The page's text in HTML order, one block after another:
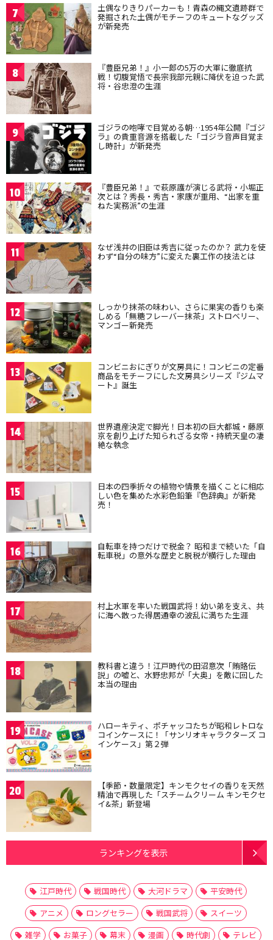
7 土偶なりきりパーカーも！青森の縄文遺跡群で
発掘された土偶がモチーフのキュートなグッズ
が新発売
8 『豊臣兄弟！』小一郎の5万の大軍に徹底抗
戦！切腹覚悟で長宗我部元親に降伏を迫った武
将・谷忠澄の生涯
9 ゴジラの咆哮で目覚める朝…1954年公開『ゴジ
ラ』の貴重音源を搭載した「ゴジラ音声目覚ま
し時計」が新発売
10 『豊臣兄弟！』で萩原護が演じる武将・小堀正
次とは？秀長・秀吉・家康が重用、“出家を重
ねた実務派”の生涯
11 なぜ浅井の旧臣は秀吉に従ったのか？ 武力を使
わず“自分の味方”に変えた裏工作の技法とは
12 しっかり抹茶の味わい、さらに果実の香りも楽
しめる「無糖フレーバー抹茶」ストロベリー、
マンゴー新発売
13 コンビニおにぎりが文房具に！コンビニの定番
商品をモチーフにした文房具シリーズ『ジムマ
ート』誕生
14 世界遺産決定で脚光！日本初の巨大都城・藤原
京を創り上げた知られざる女帝・持統天皇の凄
絶な執念
15 日本の四季折々の植物や情景を描くことに相応
しい色を集めた水彩色鉛筆『色辞典』が新発
売！
16 自転車を持つだけで税金？ 昭和まで続いた「自
転車税」の意外な歴史と脱税が横行した理由
17 村上水軍を率いた戦国武将！幼い弟を支え、共
に海へ散った得居通幸の波乱に満ちた生涯
18 教科書と違う！江戸時代の田沼意次「賄賂伝
説」の嘘と、水野忠邦が「大奥」を敵に回した
本当の理由
19 ハローキティ、ポチャッコたちが昭和レトロな
コインケースに！「サンリオキャラクターズ コ
インケース」第２弾
20 【季節・数量限定】キンモクセイの香りを天然
精油で再現した「スチームクリーム キンモクセ
イ&茶」新登場
ランキングを表示
江戸時代 戦国時代 大河ドラマ
平安時代
アニメ
ロングセラー 戦国武将
スイーツ
雑学
お菓子 幕末 漫画 時代劇
テレビ